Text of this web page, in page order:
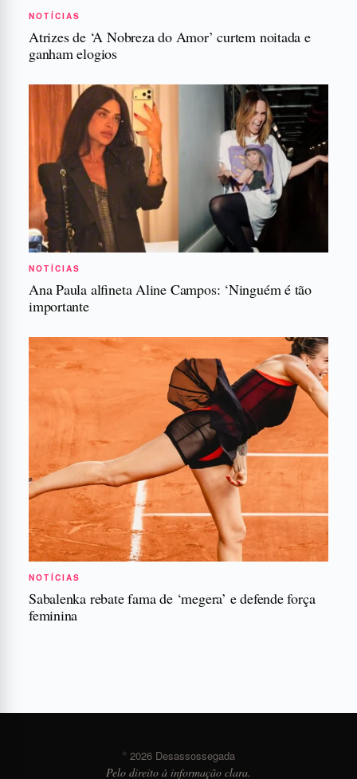
NOTÍCIAS
Atrizes de ‘A Nobreza do Amor’ curtem noitada e
ganham elogios
NOTÍCIAS
Ana Paula alfineta Aline Campos: ‘Ninguém é tão
importante
NOTÍCIAS
Sabalenka rebate fama de ‘megera’ e defende força
feminina
© 2026 Desassossegada
Pelo direito à informação clara.